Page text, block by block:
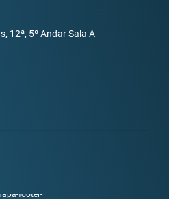
12ª, 5º Andar Sala A